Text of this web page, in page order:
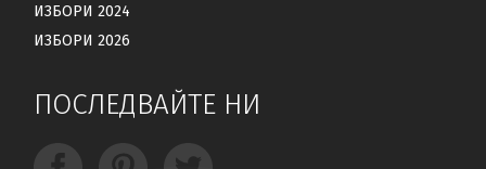
ИЗБОРИ 2024
ИЗБОРИ 2026
ПОСЛЕДВАЙТЕ НИ